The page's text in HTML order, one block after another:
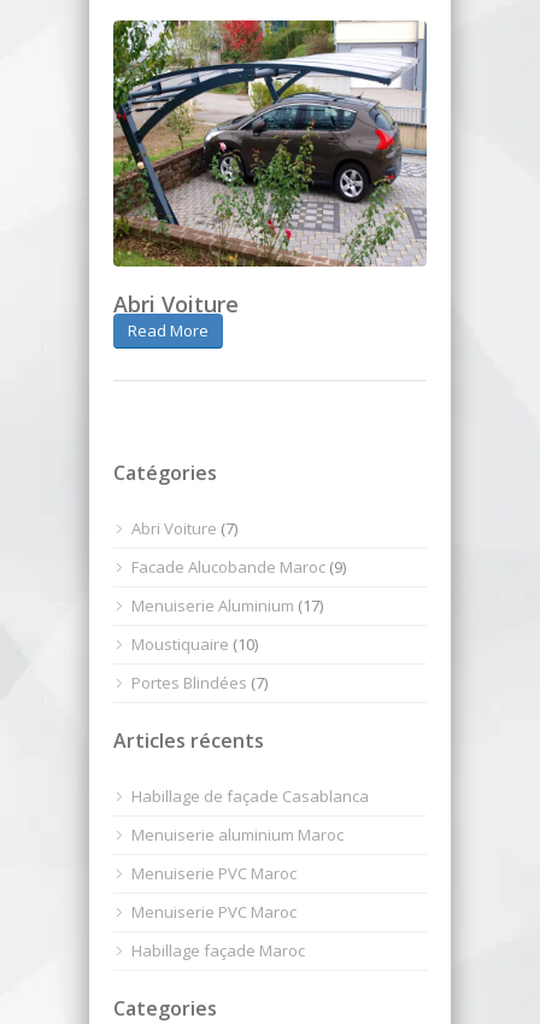
Abri Voiture
Read More
Catégories
Abri Voiture (7)
Facade Alucobande Maroc (9)
Menuiserie Aluminium (17)
Moustiquaire (10)
Portes Blindées (7)
Articles récents
Habillage de façade Casablanca
Menuiserie aluminium Maroc
Menuiserie PVC Maroc
Menuiserie PVC Maroc
Habillage façade Maroc
Categories